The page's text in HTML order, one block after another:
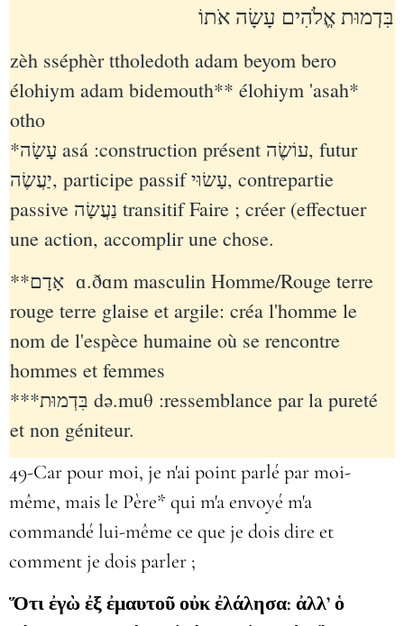
בִּדְמוּת אֱלֹהִים עָשָׂה אֹתוֹ
zèh sséphèr ttholedoth adam beyom bero
élohiym adam bidemouth** élohiym 'asah*
otho
*עָשָׂה asá :construction présent עוֹשֶׂה‎, futur
יַעֲשֶׂה‎, participe passif עָשׂוּי‎, contrepartie
passive נַעֲשָׂה‎ transitif Faire ; créer (effectuer
une action, accomplir une chose.
**אָדָם ɑ.ðɑm masculin Homme/Rouge terre
rouge terre glaise et argile: créa l'homme le
nom de l'espèce humaine où se rencontre
hommes et femmes
***בִּדְמוּת də.muθ :ressemblance par la pureté
et non géniteur.
49-Car pour moi, je n'ai point parlé par moi-
même, mais le Père* qui m'a envoyé m'a
commandé lui-même ce que je dois dire et
comment je dois parler ;
Ὅτι ἐγὼ ἐξ ἐμαυτοῦ οὐκ ἐλάλησα: ἀλλ’ ὁ